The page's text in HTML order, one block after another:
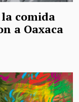
comida
a Oaxaca